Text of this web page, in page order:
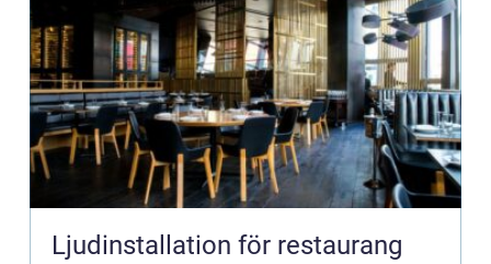
Ljudinstallation för restaurang